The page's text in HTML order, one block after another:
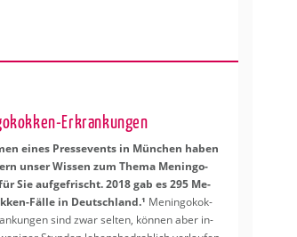
Er­kran­kun­gen
eines Pres­se­vents in Mün­chen haben
unser Wis­sen zum Thema Me­nin­go­
Sie auf­ge­frischt. 2018 gab es 295 Me­
Fälle in Deutsch­land.¹ Me­nin­go­kok­
sind zwar sel­ten, kön­nen aber in­